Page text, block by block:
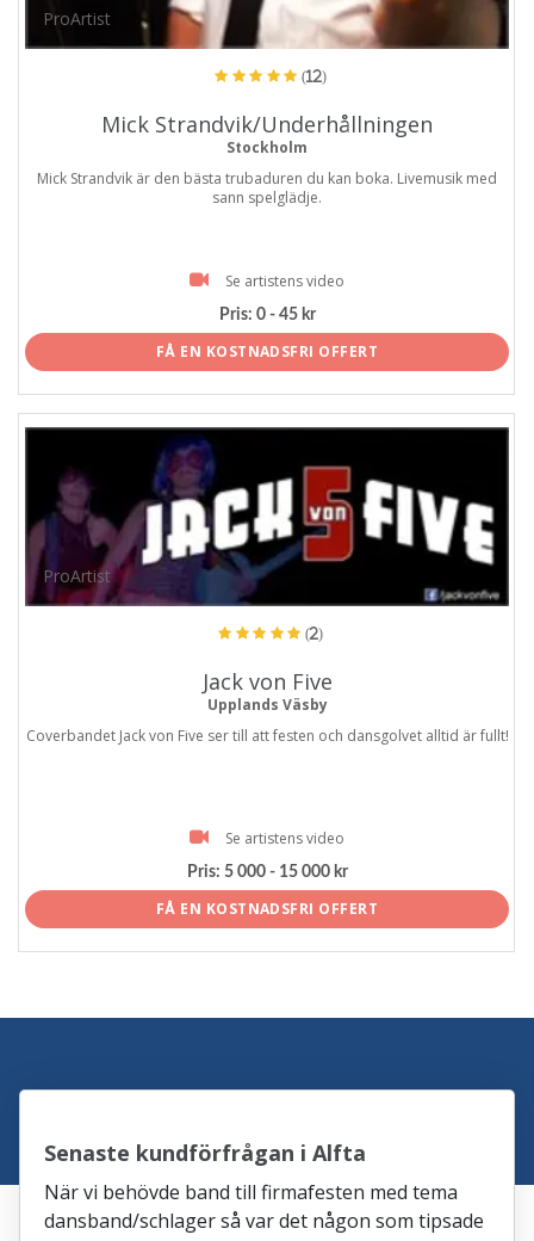
ProArtist
(12)
Mick Strandvik/Underhållningen
Stockholm
Mick Strandvik är den bästa trubaduren du kan boka. Livemusik med
sann spelglädje.
Se artistens video
Pris: 0 - 45 kr
FÅ EN KOSTNADSFRI OFFERT
ProArtist
(2)
Jack von Five
Upplands Väsby
Coverbandet Jack von Five ser till att festen och dansgolvet alltid är fullt!
Se artistens video
Pris: 5 000 - 15 000 kr
FÅ EN KOSTNADSFRI OFFERT
Senaste kundförfrågan i Alfta
När vi behövde band till firmafesten med tema
dansband/schlager så var det någon som tipsade